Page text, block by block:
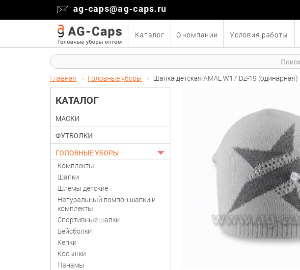
ag-caps@ag-caps.ru
Каталог О компании Условия работы
Главная Головные уборы Шапка детская AMAL W17 DZ-19 (одинарная)
КАТАЛОГ
МАСКИ
ФУТБОЛКИ
ГОЛОВНЫЕ УБОРЫ
Комплекты
Шапки
Шлемы детские
Натуральный помпон шапки и
комплекты
Спортивные шапки
Бейсболки
Кепки
Косынки
Панамы